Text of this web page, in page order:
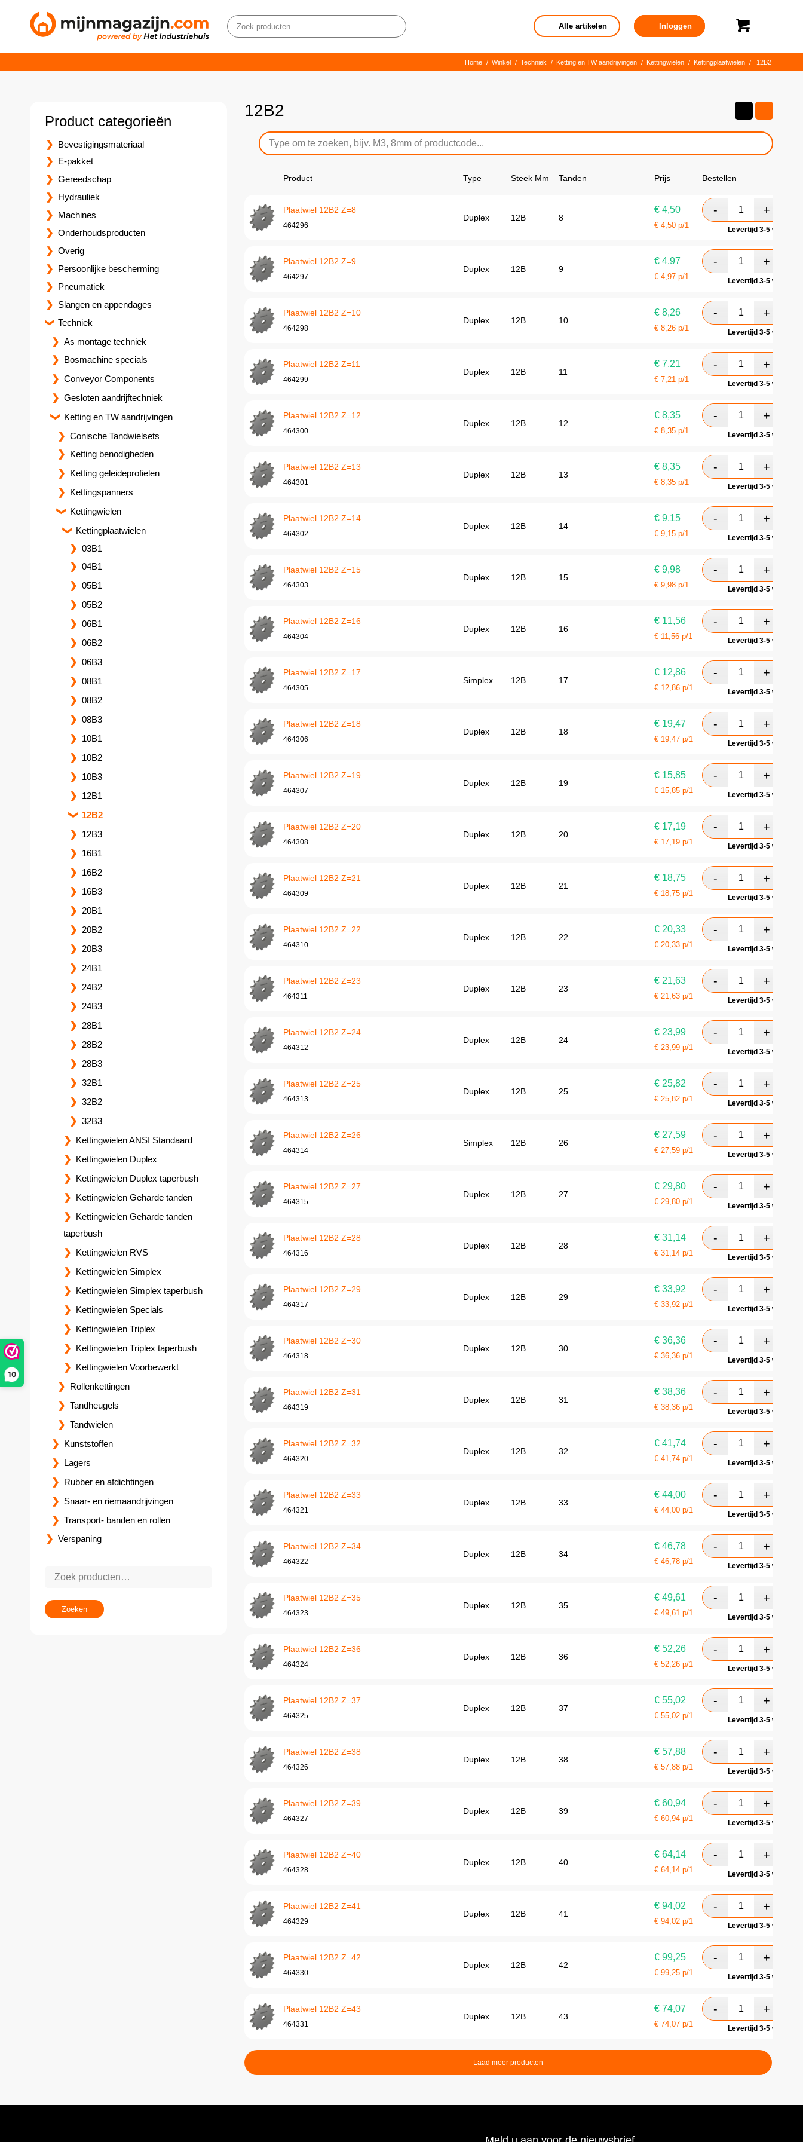
10
Alle artikelen Inloggen
Home / Winkel / Techniek / Ketting en TW aandrijvingen / Kettingwielen / Kettingplaatwielen / 12B2
12B2
Product Type Steek Mm Tanden Prijs Bestellen
Plaatwiel 12B2 Z=8
464296
Duplex 12B 8
€ 4,50
€ 4,50 p/1 Levertijd 3-5
Plaatwiel 12B2 Z=9
464297
Duplex 12B 9
€ 4,97
€ 4,97 p/1 Levertijd 3-5
Plaatwiel 12B2 Z=10
464298
Duplex 12B 10
€ 8,26
€ 8,26 p/1 Levertijd 3-5
Plaatwiel 12B2 Z=11
464299
Duplex 12B 11
€ 7,21
€ 7,21 p/1 Levertijd 3-5
Plaatwiel 12B2 Z=12
464300
Duplex 12B 12
€ 8,35
€ 8,35 p/1 Levertijd 3-5
Plaatwiel 12B2 Z=13
464301
Duplex 12B 13
€ 8,35
€ 8,35 p/1 Levertijd 3-5
Plaatwiel 12B2 Z=14
464302
Duplex 12B 14
€ 9,15
€ 9,15 p/1 Levertijd 3-5
Plaatwiel 12B2 Z=15
464303
Duplex 12B 15
€ 9,98
€ 9,98 p/1 Levertijd 3-5
Plaatwiel 12B2 Z=16
464304
Duplex 12B 16
€ 11,56
€ 11,56 p/1 Levertijd 3-5
Plaatwiel 12B2 Z=17
464305
Simplex 12B 17
€ 12,86
€ 12,86 p/1 Levertijd 3-5
Plaatwiel 12B2 Z=18
464306
Duplex 12B 18
€ 19,47
€ 19,47 p/1 Levertijd 3-5
Plaatwiel 12B2 Z=19
464307
Duplex 12B 19
€ 15,85
€ 15,85 p/1 Levertijd 3-5
Plaatwiel 12B2 Z=20
464308
Duplex 12B 20
€ 17,19
€ 17,19 p/1 Levertijd 3-5
Plaatwiel 12B2 Z=21
464309
Duplex 12B 21
€ 18,75
€ 18,75 p/1 Levertijd 3-5
Plaatwiel 12B2 Z=22
464310
Duplex 12B 22
€ 20,33
€ 20,33 p/1 Levertijd 3-5
Plaatwiel 12B2 Z=23
464311
Duplex 12B 23
€ 21,63
€ 21,63 p/1 Levertijd 3-5
Plaatwiel 12B2 Z=24
464312
Duplex 12B 24
€ 23,99
€ 23,99 p/1 Levertijd 3-5
Plaatwiel 12B2 Z=25
464313
Duplex 12B 25
€ 25,82
€ 25,82 p/1 Levertijd 3-5
Plaatwiel 12B2 Z=26
464314
Simplex 12B 26
€ 27,59
€ 27,59 p/1 Levertijd 3-5
Plaatwiel 12B2 Z=27
464315
Duplex 12B 27
€ 29,80
€ 29,80 p/1 Levertijd 3-5
Plaatwiel 12B2 Z=28
464316
Duplex 12B 28
€ 31,14
€ 31,14 p/1 Levertijd 3-5
Plaatwiel 12B2 Z=29
464317
Duplex 12B 29
€ 33,92
€ 33,92 p/1 Levertijd 3-5
Plaatwiel 12B2 Z=30
464318
Duplex 12B 30
€ 36,36
€ 36,36 p/1 Levertijd 3-5
Plaatwiel 12B2 Z=31
464319
Duplex 12B 31
€ 38,36
€ 38,36 p/1 Levertijd 3-5
Plaatwiel 12B2 Z=32
464320
Duplex 12B 32
€ 41,74
€ 41,74 p/1 Levertijd 3-5
Plaatwiel 12B2 Z=33
464321
Duplex 12B 33
€ 44,00
€ 44,00 p/1 Levertijd 3-5
Plaatwiel 12B2 Z=34
464322
Duplex 12B 34
€ 46,78
€ 46,78 p/1 Levertijd 3-5
Plaatwiel 12B2 Z=35
464323
Duplex 12B 35
€ 49,61
€ 49,61 p/1 Levertijd 3-5
Plaatwiel 12B2 Z=36
464324
Duplex 12B 36
€ 52,26
€ 52,26 p/1 Levertijd 3-5
Plaatwiel 12B2 Z=37
464325
Duplex 12B 37
€ 55,02
€ 55,02 p/1 Levertijd 3-5
Plaatwiel 12B2 Z=38
464326
Duplex 12B 38
€ 57,88
€ 57,88 p/1 Levertijd 3-5
Plaatwiel 12B2 Z=39
464327
Duplex 12B 39
€ 60,94
€ 60,94 p/1 Levertijd 3-5
Plaatwiel 12B2 Z=40
464328
Duplex 12B 40
€ 64,14
€ 64,14 p/1 Levertijd 3-5
Plaatwiel 12B2 Z=41
464329
Duplex 12B 41
€ 94,02
€ 94,02 p/1 Levertijd 3-5
Plaatwiel 12B2 Z=42
464330
Duplex 12B 42
€ 99,25
€ 99,25 p/1 Levertijd 3-5
Plaatwiel 12B2 Z=43
464331
Duplex 12B 43
€ 74,07
€ 74,07 p/1 Levertijd 3-5
Laad meer producten
Product categorieën
Bevestigingsmateriaal
E-pakket
Gereedschap
Hydrauliek
Machines
Onderhoudsproducten
Overig
Persoonlijke bescherming
Pneumatiek
Slangen en appendages
Techniek
As montage techniek
Bosmachine specials
Conveyor Components
Gesloten aandrijftechniek
Ketting en TW aandrijvingen
Conische Tandwielsets
Ketting benodigheden
Ketting geleideprofielen
Kettingspanners
Kettingwielen
Kettingplaatwielen
03B1
04B1
05B1
05B2
06B1
06B2
06B3
08B1
08B2
08B3
10B1
10B2
10B3
12B1
12B2
12B3
16B1
16B2
16B3
20B1
20B2
20B3
24B1
24B2
24B3
28B1
28B2
28B3
32B1
32B2
32B3
Kettingwielen ANSI Standaard
Kettingwielen Duplex
Kettingwielen Duplex taperbush
Kettingwielen Geharde tanden
Kettingwielen Geharde tanden
taperbush
Kettingwielen RVS
Kettingwielen Simplex
Kettingwielen Simplex taperbush
Kettingwielen Specials
Kettingwielen Triplex
Kettingwielen Triplex taperbush
Kettingwielen Voorbewerkt
Rollenkettingen
Tandheugels
Tandwielen
Kunststoffen
Lagers
Rubber en afdichtingen
Snaar- en riemaandrijvingen
Transport- banden en rollen
Verspaning
Zoeken